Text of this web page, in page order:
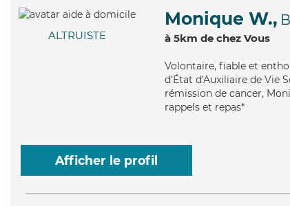
ALTRUISTE
Monique W.,
à 5km de chez Vous
Volontaire, fiable et
d'État d'Auxiliaire de Vie
rémission de cancer,
rappels et repas*
Afficher le profil